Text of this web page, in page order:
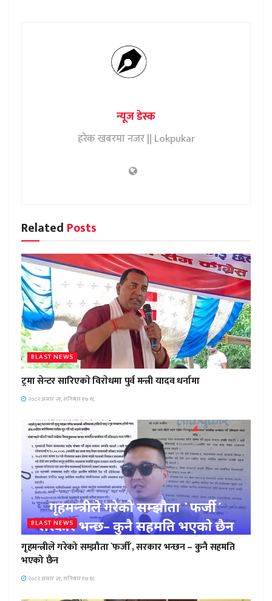
न्यूज डेस्क
हरेक खबरमा नजर || Lokpukar
Related Posts
BLAST NEWS
ट्रमा सेन्टर सारिएकाे विराेधमा पुर्व मन्त्री यादव धर्नामा
२०८२ असार २१, शनिबार १७:१८
BLAST NEWS
गृहमन्त्रीले गरेको सम्झौता `फर्जी´, सरकार भन्छन – कुनै सहमति
भएको छैन
२०८२ असार २१, शनिबार १७:१८